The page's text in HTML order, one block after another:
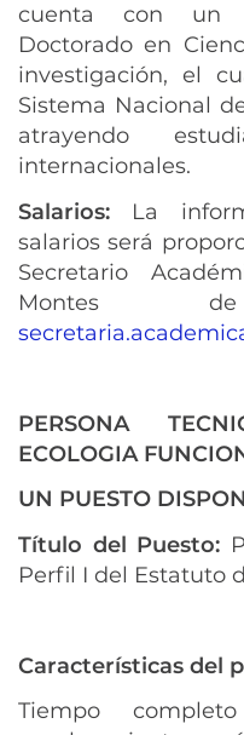
cuenta con un
Doctorado en
investigación, el
Sistema Nacional
atrayendo
internacionales.
Salarios: La
salarios será
Secretario
Montes
PERSONA
ECOLOGIA
UN PUESTO
Título del Puesto:
Perfil I del Estatuto
Características del
Tiempo